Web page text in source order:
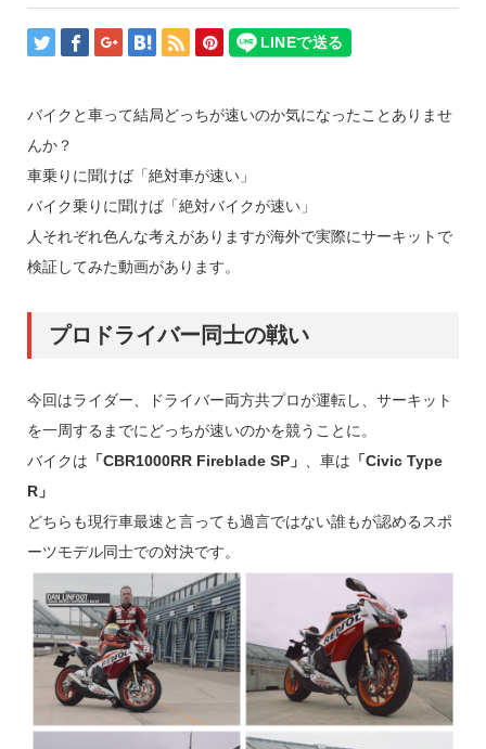
バイクと車って結局どっちが速いのか気になったことありませ
んか？
車乗りに聞けば「絶対車が速い」
バイク乗りに聞けば「絶対バイクが速い」
人それぞれ色んな考えがありますが海外で実際にサーキットで
検証してみた動画があります。
プロドライバー同士の戦い
今回はライダー、ドライバー両方共プロが運転し、サーキット
を一周するまでにどっちが速いのかを競うことに。
バイクは 「CBR1000RR Fireblade SP」 、車は 「Civic Type
R」
どちらも現行車最速と言っても過言ではない誰もが認めるスポ
ーツモデル同士での対決です。